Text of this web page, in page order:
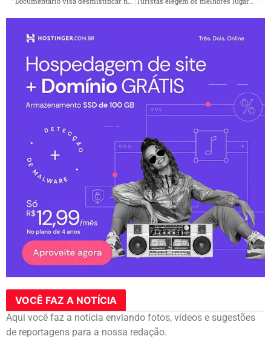
VOCÊ FAZ A NOTÍCIA
Aqui você faz a notícia enviando fotos, vídeos e sugestões
de reportagens para a nossa redação.